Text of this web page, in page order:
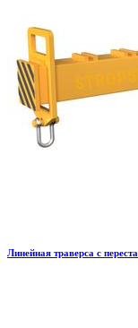
Линейная траверса с